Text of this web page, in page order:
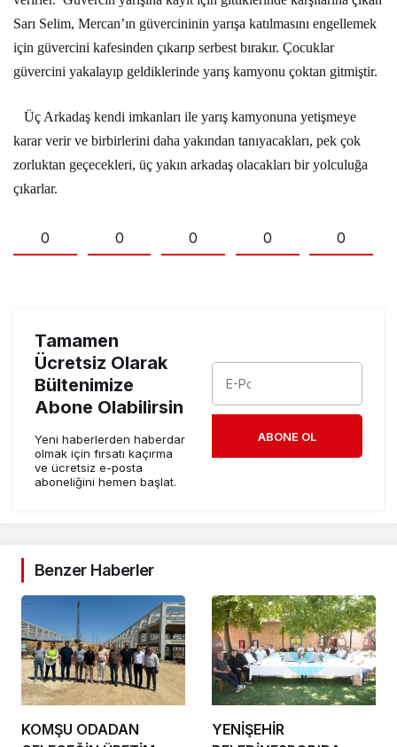
Sarı Selim, Mercan’ın güvercininin yarışa katılmasını engellemek
için güvercini kafesinden çıkarıp serbest bırakır. Çocuklar
güvercini yakalayıp geldiklerinde yarış kamyonu çoktan gitmiştir.
Üç Arkadaş kendi imkanları ile yarış kamyonuna yetişmeye
karar verir ve birbirlerini daha yakından tanıyacakları, pek çok
zorluktan geçecekleri, üç yakın arkadaş olacakları bir yolculuğa
çıkarlar.
0 0 0 0 0
Tamamen
Ücretsiz Olarak
Bültenimize
Abone Olabilirsin
Yeni haberlerden haberdar
olmak için fırsatı kaçırma
ve ücretsiz e-posta
aboneliğini hemen başlat.
ABONE OL
Benzer Haberler
KOMŞU ODADAN
YENİŞEHİR